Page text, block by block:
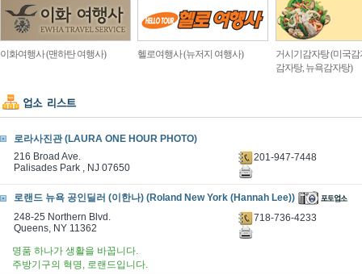
이화여행사 (맨하탄 여행사) 헬로여행사 (뉴저지 여행사)
거시기감자탕 (미국감
감자탕, 뉴욕감자탕)
로라사진관 (LAURA ONE HOUR PHOTO)
216 Broad Ave.
Palisades Park , NJ 07650
201-947-7448
로랜드 뉴욕 공인딜러 (이한나) (Roland New York (Hannah Lee))
248-25 Northern Blvd.
Queens, NY 11362
718-736-4233
명품 하나가 생활을 바꿉니다.
주방기구의 혁명, 로랜드입니다.